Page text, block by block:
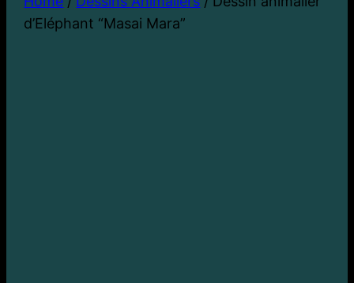
d’Eléphant “Masai Mara”